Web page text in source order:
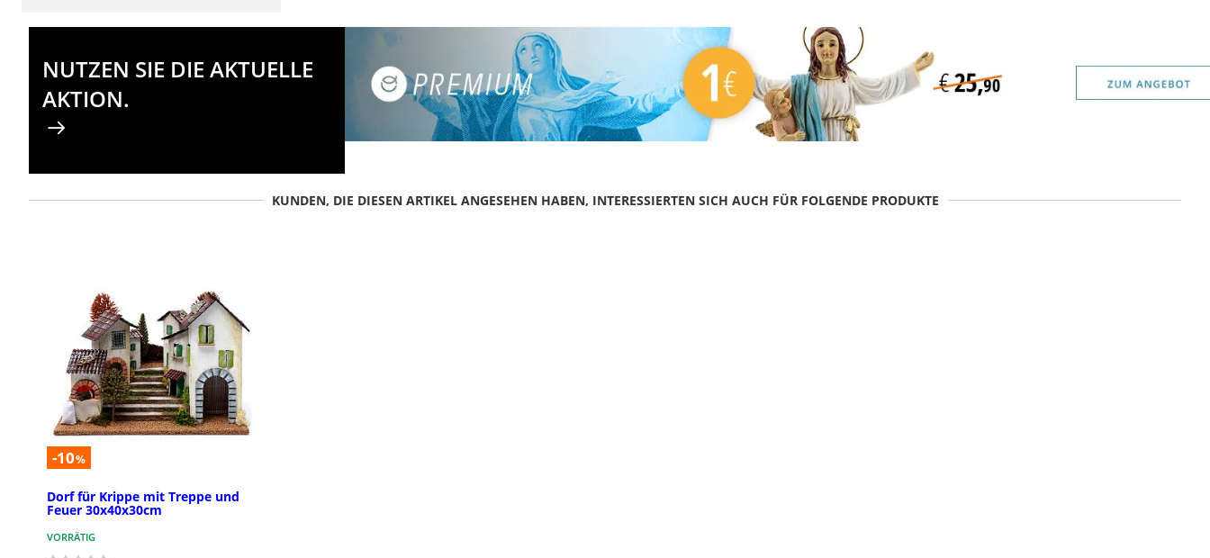
NUTZEN SIE DIE AKTUELLE
AKTION.
KUNDEN, DIE DIESEN ARTIKEL ANGESEHEN HABEN, INTERESSIERTEN SICH AUCH FÜR FOLGENDE PRODUKTE
-10%
Dorf für Krippe mit Treppe und
Feuer 30x40x30cm
VORRÄTIG